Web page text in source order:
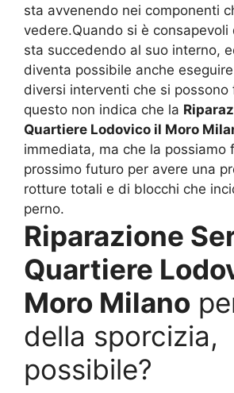
sta avvenendo nei componenti
vedere.Quando si è consapevoli
sta succedendo al suo interno,
diventa possibile anche
diversi interventi che si possono
questo non indica che la
Quartiere Lodovico il Moro
immediata, ma che la possiamo
prossimo futuro per avere una
rotture totali e di blocchi che
perno.
Riparazione
Quartiere
Moro Milano
della sporcizia,
possibile?